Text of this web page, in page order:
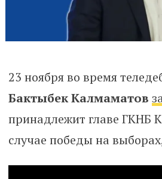
23 ноября во время
Бактыбек Калмаматов
принадлежит главе ГКНБ
случае победы на